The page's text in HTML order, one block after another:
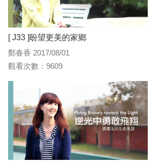
[ J33 ]盼望更美的家鄉
鄭春香 2017/08/01
觀看次數：9609